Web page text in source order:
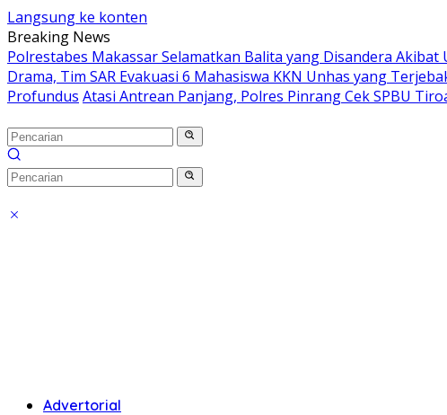
Langsung ke konten
Breaking News
Polrestabes Makassar Selamatkan Balita yang Disandera Akibat
Drama, Tim SAR Evakuasi 6 Mahasiswa KKN Unhas yang
Profundus Atasi Antrean Panjang, Polres Pinrang Cek SPBU
Advertorial